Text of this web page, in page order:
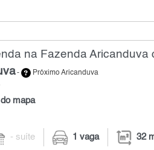
na Fazenda Aricanduva
- Próximo Aricanduva
mapa
- suíte 1 vaga 32